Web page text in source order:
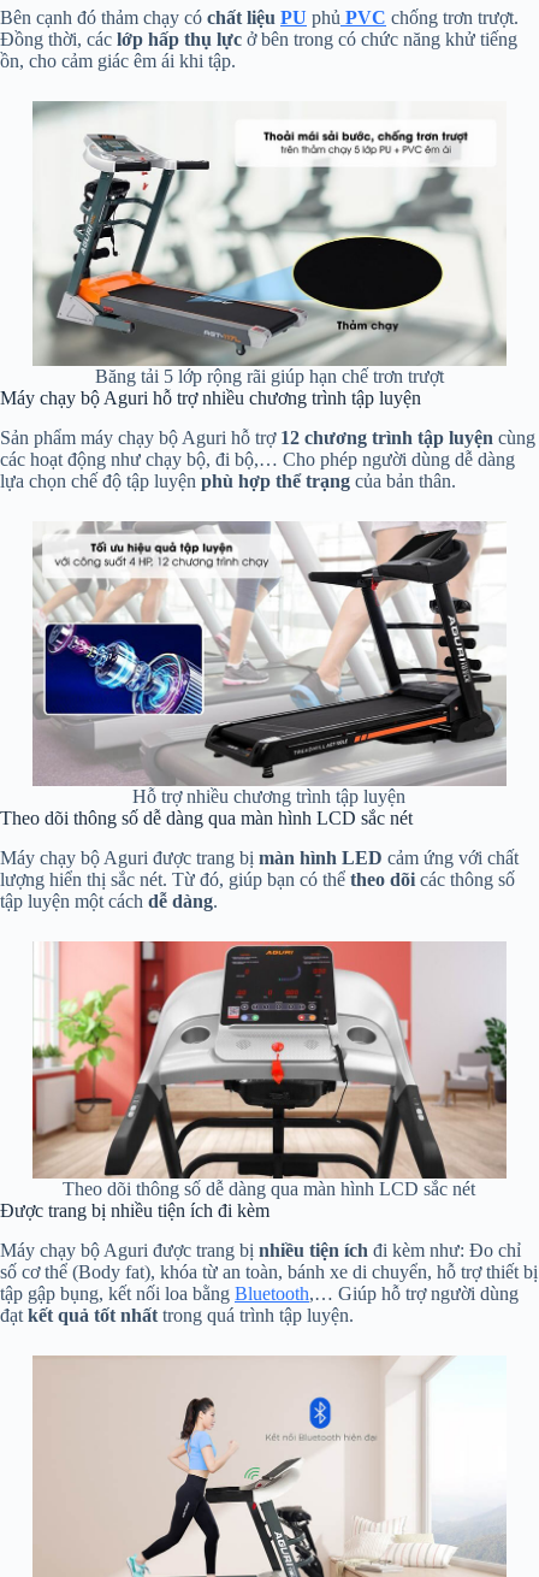
Bên cạnh đó thảm chạy có chất liệu PU phủ PVC chống trơn trượt.
Đồng thời, các lớp hấp thụ lực ở bên trong có chức năng khử tiếng
ồn, cho cảm giác êm ái khi tập.
Băng tải 5 lớp rộng rãi giúp hạn chế trơn trượt
Máy chạy bộ Aguri hỗ trợ nhiều chương trình tập luyện
Sản phẩm máy chạy bộ Aguri hỗ trợ 12 chương trình tập luyện cùng
các hoạt động như chạy bộ, đi bộ,… Cho phép người dùng dễ dàng
lựa chọn chế độ tập luyện phù hợp thể trạng của bản thân.
Hỗ trợ nhiều chương trình tập luyện
Theo dõi thông số dễ dàng qua màn hình LCD sắc nét
Máy chạy bộ Aguri được trang bị màn hình LED cảm ứng với chất
lượng hiển thị sắc nét. Từ đó, giúp bạn có thể theo dõi các thông số
tập luyện một cách dễ dàng.
Theo dõi thông số dễ dàng qua màn hình LCD sắc nét
Được trang bị nhiều tiện ích đi kèm
Máy chạy bộ Aguri được trang bị nhiều tiện ích đi kèm như: Đo chỉ
số cơ thể (Body fat), khóa từ an toàn, bánh xe di chuyển, hỗ trợ thiết bị
tập gập bụng, kết nối loa bằng Bluetooth,… Giúp hỗ trợ người dùng
đạt kết quả tốt nhất trong quá trình tập luyện.